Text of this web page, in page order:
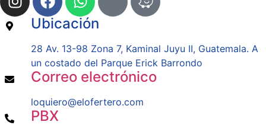
Ubicación
28 Av. 13-98 Zona 7, Kaminal Juyu II, Guatemala. A
un costado del Parque Erick Barrondo
Correo electrónico
loquiero@elofertero.com
PBX